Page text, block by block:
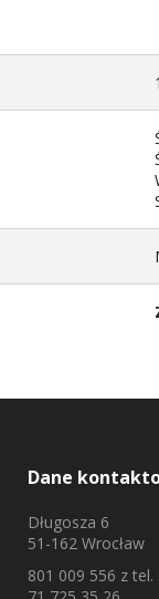
Dane
Długosza 6
51-162 Wrocław
801 009 556 z tel.